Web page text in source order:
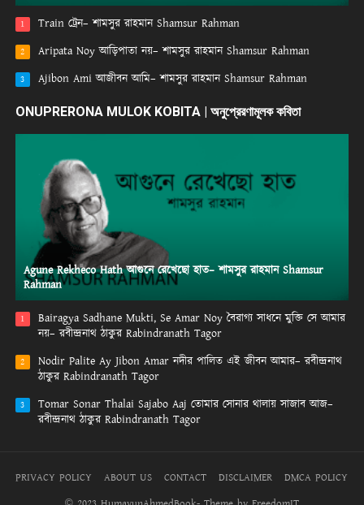
1 Train ট্রেন– শামসুর রাহমান Shamsur Rahman
2 Aripata Noy আড়িপাতা নয়– শামসুর রাহমান Shamsur Rahman
3 Ajibon Ami আজীবন আমি– শামসুর রাহমান Shamsur Rahman
ONUPRERONA MULOK KOBITA | অনুপ্রেরণামূলক কবিতা
Agune Rekheco Hath আগুনে রেখেছো হাত– শামসুর রাহমান Shamsur
Rahman
1
Bairagya Sadhane Mukti, Se Amar Noy বৈরাগ্য সাধনে মুক্তি সে আমার
নয়– রবীন্দ্রনাথ ঠাকুর Rabindranath Tagor
2
Nodir Palite Ay Jibon Amar নদীর পালিত এই জীবন আমার– রবীন্দ্রনাথ
ঠাকুর Rabindranath Tagor
3
Tomar Sonar Thalai Sajabo Aaj তোমার সোনার থালায় সাজাব আজ–
রবীন্দ্রনাথ ঠাকুর Rabindranath Tagor
PRIVACY POLICY ABOUT US CONTACT DISCLAIMER
DMCA POLICY